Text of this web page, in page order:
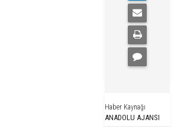
Haber Kaynağı
ANADOLU AJANSI